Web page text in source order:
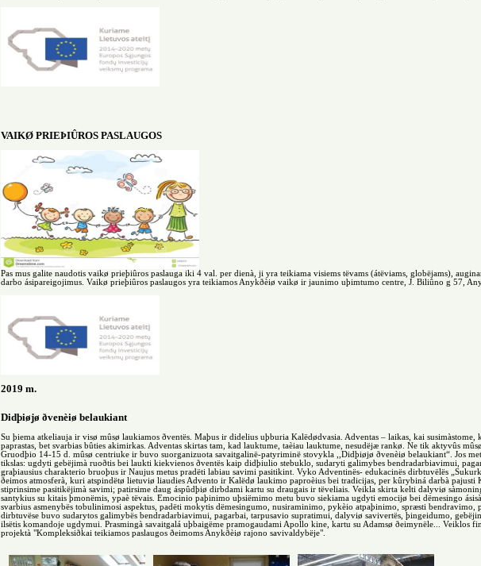
VAIKØ PRIEÞIÛROS PASLAUGOS
Pas mus galite naudotis vaikø prieþiûros paslauga iki 4 val. per dienà, ji yra teikiama visiems tëvams (átëviams, globëjams),
darbo ásipareigojimus. Vaikø prieþiûros paslaugos yra teikiamos Anykðèiø vaikø ir jaunimo uþimtumo centre, J. Biliûno g 57,
2019 m.
Didþiøjø ðvenèiø belaukiant
Su þiema atkeliauja ir visø mûsø laukiamos ðventës. Maþus ir didelius uþburia Kalëdødvasia. Adventas – laikas, kai
paprastas, bet svarbias bûties akimirkas. Adventas skirtas tam, kad lauktume, taèiau lauktume, nesudëjæ rankø. Ne tik aktyvûs
Gruodþio 14-15 d. mûsø centriuke ir buvo suorganizuota savaitgalinë-patyriminë stovykla ,,Didþiøjø ðvenèiø belaukiant“. Jos
tikslas: ugdyti gebëjimà ruoðtis bei laukti kiekvienos ðventës kaip didþiulio stebuklo, sudaryti galimybes bendradarbiavimui,
graþiausius charakterio bruoþus ir Naujus metus pradëti labiau savimi pasitikint. Vyko Adventinës- edukacinës dirbtuvëlës
ðeimos atmosferà, kuri atspindëtø lietuviø liaudies Advento ir Kalëdø laukimo paproèius bei tradicijas, per kûrybiná darbà
stiprinsime pasitikëjimà savimi; patirsime daug áspûdþiø dirbdami kartu su draugais ir tëveliais. Veikla skirta kelti dalyviø
santykius su kitais þmonëmis, ypaè tëvais. Emocinio paþinimo uþsiëmimo metu buvo siekiama ugdyti emocijø bei dëmesingo
svarbius asmenybës tobulinimosi aspektus, padëti mokytis dëmesingumo, nusiraminimo, pykèio atpaþinimo, spræsti
dirbtuvëse buvo sudarytos galimybës bendradarbiavimui, pagarbai, tarpusavio supratimui, dalyviø savivertës, þingeidumo,
ilsëtis komandoje ugdymui. Prasmingà savaitgalá uþbaigëme pramogaudami Apollo kine, kartu su Adamsø ðeimynële... Veiklos
projektà "Kompleksiðkai teikiamos paslaugos ðeimoms Anykðèiø rajono savivaldybëje".